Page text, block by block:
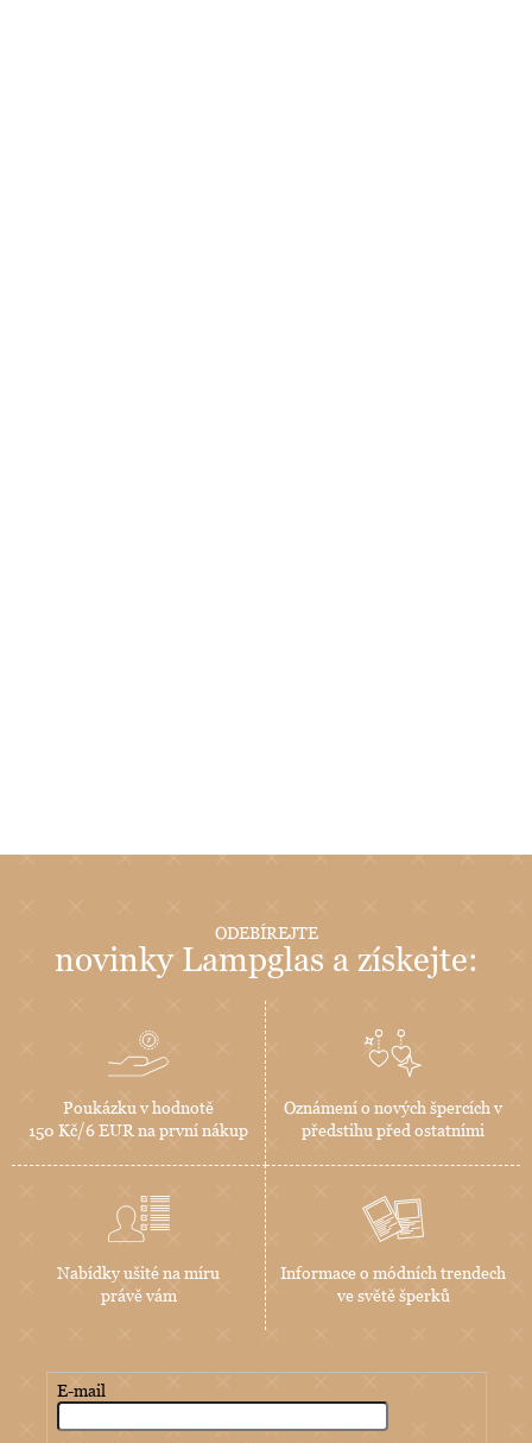
ODEBÍREJTE
novinky Lampglas a získejte:
Poukázku v hodnotě
150 Kč/6 EUR na první nákup
Oznámení o nových špercích v
předstihu před ostatními
Nabídky ušité na míru
právě vám
Informace o módních trendech
ve světě šperků
E-mail